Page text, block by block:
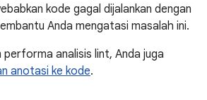
kode gagal dijalankan dengan
Anda mengatasi masalah ini.
performa analisis lint, Anda juga
anotasi ke kode.